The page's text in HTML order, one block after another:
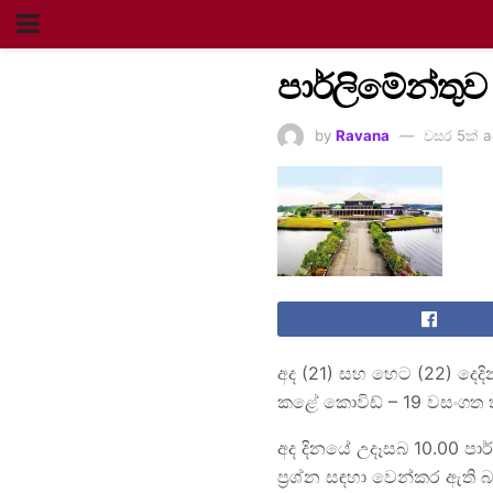
පාර්ලිමේන්තුව
by Ravana වසර 5ක්
අද (21) සහ හෙට (22)
කළේ කොවිඩ් – 19
අද දිනයේ උදෑසබ 10.00
ප්‍රශ්න සඳහා වෙන්කර ඇති